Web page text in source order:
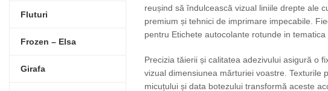
Fluturi
Frozen – Elsa
Girafa
reușind să îndulcească vizual liniile drepte ale
premium și tehnici de imprimare impecabile.
pentru Etichete autocolante rotunde in
Precizia tăierii și calitatea adezivului asigură o
vizual dimensiunea mărturiei voastre.
micuțului și data botezului transformă aceste